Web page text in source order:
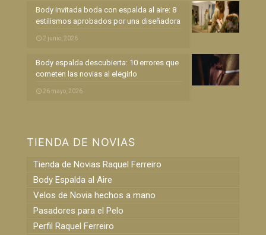
Body invitada boda con espalda al aire: 8
estilismos aprobados por una diseñadora
2 junio, 2026
Body espalda descubierta: 10 errores que
cometen las novias al elegirlo
26 mayo, 2026
TIENDA DE NOVIAS
Tienda de Novias Raquel Ferreiro
Body Espalda al Aire
Velos de Novia hechos a mano
Pasadores para el Pelo
Perfil Raquel Ferreiro